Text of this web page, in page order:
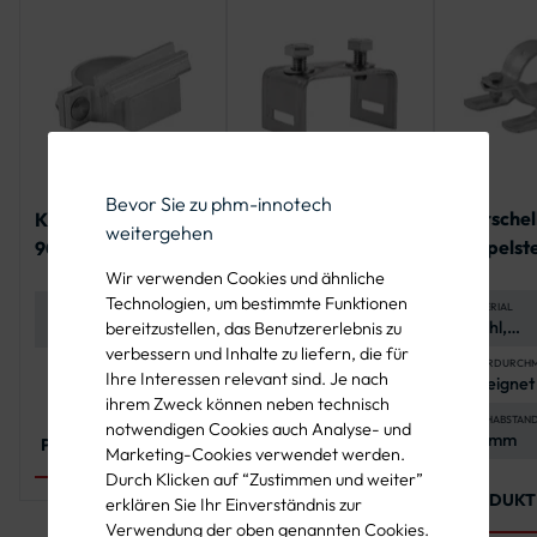
Bevor Sie zu phm-innotech
weitergehen
Wir verwenden Cookies und ähnliche
Technologien, um bestimmte Funktionen
bereitzustellen, das Benutzererlebnis zu
verbessern und Inhalte zu liefern, die für
Ihre Interessen relevant sind. Je nach
ihrem Zweck können neben technisch
notwendigen Cookies auch Analyse- und
Marketing-Cookies verwendet werden.
Durch Klicken auf “Zustimmen und weiter”
erklären Sie Ihr Einverständnis zur
Verwendung der oben genannten Cookies.
Klemmschelle mit
90 mm Klemmklotz
DURCHMESSER
Erhältlich in Ø 48
mm, Ø 60 mm und
Ø 76 mm
KLEMMKLOTZBREITE
PRODUKT ANSEHEN
Edelstahl-
geraden Schenkeln
MATERIAL
Edelstahl, rostfrei
ANWENDUNG
Befestigung von
Verkehrszeichen
an Rohrpfosten
MONTAGE
Bandbefestigung
mit Stahlband und
Schlaufen
PRODUKT ANSEHEN
MATERIAL
Stahl,
mm
70 mm